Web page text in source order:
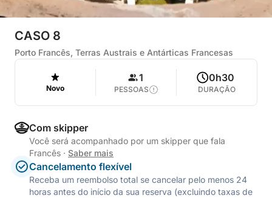
CASO 8
Porto Francês, Terras Austrais e Antárticas Francesas
Novo
1
PESSOAS
0h30
DURAÇÃO
Com skipper
Você será acompanhado por um skipper que fala
Francês · Saber mais
Cancelamento flexível
Receba um reembolso total se cancelar pelo menos 24
horas antes do início da sua reserva (excluindo taxas de